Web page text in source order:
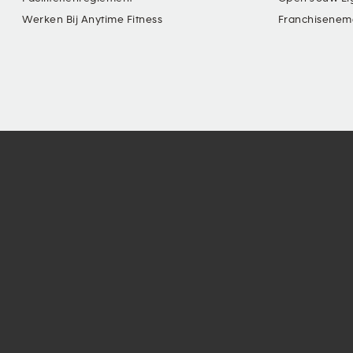
Werken Bij Anytime Fitness